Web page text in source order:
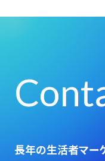
⻑年の生活者マー